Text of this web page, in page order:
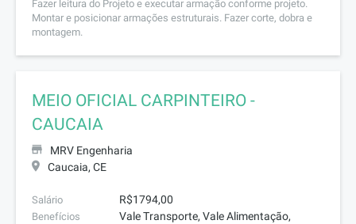
Fazer leitura do Projeto e executar armação conforme projeto.
Montar e posicionar armações estruturais. Fazer corte, dobra e
montagem.
MEIO OFICIAL CARPINTEIRO -
CAUCAIA
MRV Engenharia
Caucaia, CE
Salário R$1794,00
Benefícios
Vale Transporte, Vale Alimentação,